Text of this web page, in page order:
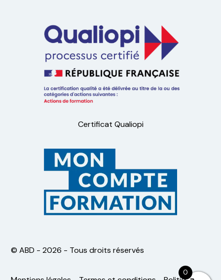
Certificat Qualiopi
©️ ABD - 2026 - Tous droits réservés
0